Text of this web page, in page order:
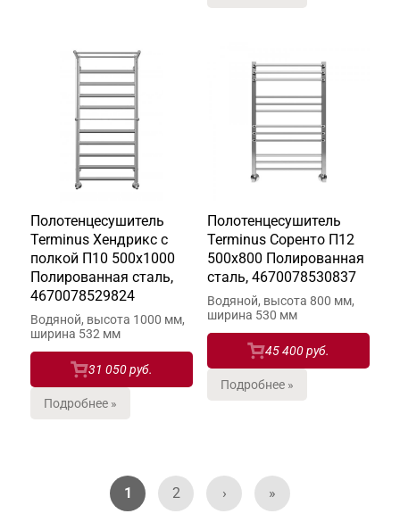
Полотенцесушитель
Terminus Хендрикс с
полкой П10 500х1000
Полированная сталь,
4670078529824
Водяной, высота 1000 мм,
ширина 532 мм
31 050 руб.
Подробнее »
Полотенцесушитель
Terminus Соренто П12
500х800 Полированная
сталь, 4670078530837
Водяной, высота 800 мм,
ширина 530 мм
45 400 руб.
Подробнее »
1 2 › »